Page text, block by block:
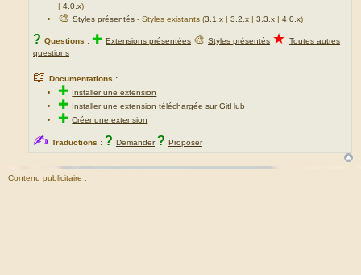
|4.0.x)
🎨Styles présentés - Styles existants (3.1.x |3.2.x |3.3.x |4.0.x)
? Questions : ✚ Extensions présentées 🎨 Styles présentés ★ Toutes autres
questions
📖 Documentations :
✚ Installer une extension
✚ Installer une extension téléchargée sur GitHub
✚Créer une extension
✍ Traductions : ? Demander ? Proposer
Contenu publicitaire :